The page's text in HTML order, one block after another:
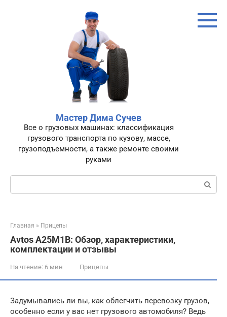
Мастер Дима Сучев
Все о грузовых машинах: классификация
грузового транспорта по кузову, массе,
грузоподъемности, а также ремонте своими
руками
Поиск:
Главная » Прицепы
Avtos A25M1B: Обзор, характеристики,
комплектации и отзывы
На чтение: 6 мин Прицепы
Задумывались ли вы, как облегчить перевозку грузов,
особенно если у вас нет грузового автомобиля? Ведь